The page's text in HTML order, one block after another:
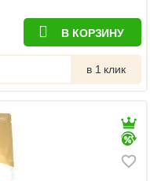
В КОРЗИНУ
в 1 клик